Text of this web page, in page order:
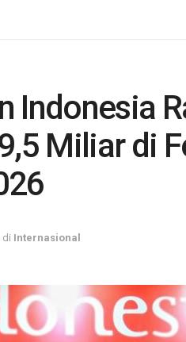
Indonesia
Miliar di
di Internasional